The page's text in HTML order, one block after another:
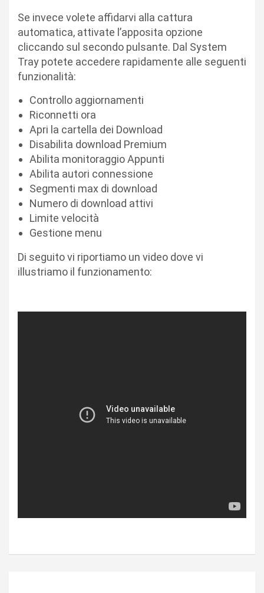
Se invece volete affidarvi alla cattura
automatica, attivate l’apposita opzione
cliccando sul secondo pulsante. Dal System
Tray potete accedere rapidamente alle seguenti
funzionalità:
Controllo aggiornamenti
Riconnetti ora
Apri la cartella dei Download
Disabilita download Premium
Abilita monitoraggio Appunti
Abilita autori connessione
Segmenti max di download
Numero di download attivi
Limite velocità
Gestione menu
Di seguito vi riportiamo un video dove vi
illustriamo il funzionamento: